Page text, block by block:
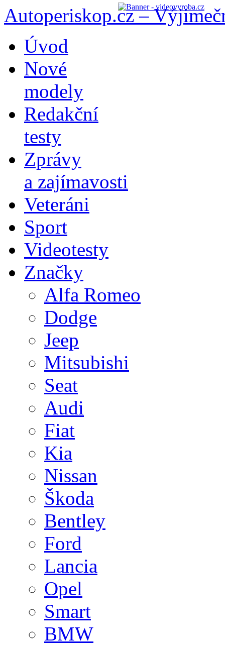
Autoperiskop.cz –
obsahu
webu
Úvod
Nové
modely
Redakční
testy
Zprávy
a zajímavosti
Veteráni
Sport
Videotesty
Značky
Alfa Romeo
Dodge
Jeep
Mitsubishi
Seat
Audi
Fiat
Kia
Nissan
Škoda
Bentley
Ford
Lancia
Opel
Smart
BMW